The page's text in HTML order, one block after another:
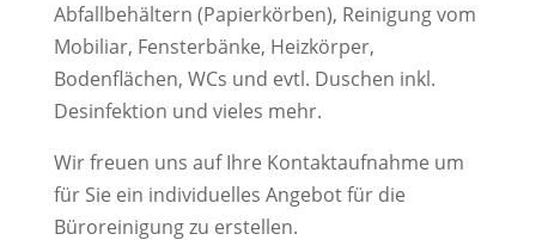
Abfallbehältern (Papierkörben), Reinigung vom
Mobiliar, Fensterbänke, Heizkörper,
Bodenflächen, WCs und evtl. Duschen inkl.
Desinfektion und vieles mehr.
Wir freuen uns auf Ihre Kontaktaufnahme um
für Sie ein individuelles Angebot für die
Büroreinigung zu erstellen.